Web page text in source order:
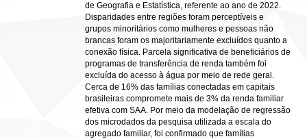
de Geografia e Estatística, referente ao ano de 2022.
Disparidades entre regiões foram perceptíveis e
grupos minoritários como mulheres e pessoas não
brancas foram os majoritariamente excluídos quanto a
conexão física. Parcela significativa de beneficiários de
programas de transferência de renda também foi
excluída do acesso à água por meio de rede geral.
Cerca de 16% das famílias conectadas em capitais
brasileiras compromete mais de 3% da renda familiar
efetiva com SAA. Por meio da modelação de regressão
dos microdados da pesquisa utilizada a escala do
agregado familiar, foi confirmado que famílias